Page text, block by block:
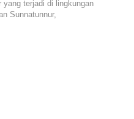
yang terjadi di lingkungan
Sunnatunnur,